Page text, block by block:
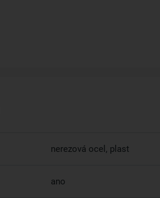
nerezová ocel, plast
ano